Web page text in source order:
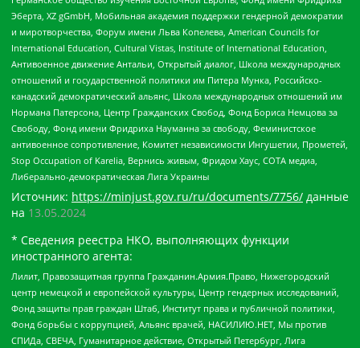
Эберта, XZ gGmbH, Мобильная академия поддержки гендерной демократии
и миротворчества, Форум имени Льва Копелева, American Councils for
International Education, Cultural Vistas, Institute of International Education,
Антивоенное движение Антальи, Открытый диалог, Школа международных
отношений и государственной политики им Питера Мунка, Российско-
канадский демократический альянс, Школа международных отношений им
Нормана Патерсона, Центр Гражданских Свобод, Фонд Бориса Немцова за
Свободу, Фонд имени Фридриха Науманна за свободу, Феминистское
антивоенное сопротивление, Комитет независимости Ингушетии, Прометей,
Stop Occupation of Karelia, Вернись живым, Фридом Хаус, СОТА медиа,
Либерально-демократическая Лига Украины
Источник: https://minjust.gov.ru/ru/documents/7756/ данные
на 13.05.2024
* Сведения реестра НКО, выполняющих функции
иностранного агента:
Лилит, Правозащитная группа Гражданин.Армия.Право, Нижегородский
центр немецкой и европейской культуры, Центр гендерных исследований,
Фонд защиты прав граждан Штаб, Институт права и публичной политики,
Фонд борьбы с коррупцией, Альянс врачей, НАСИЛИЮ.НЕТ, Мы против
СПИДа, СВЕЧА, Гуманитарное действие, Открытый Петербург, Лига